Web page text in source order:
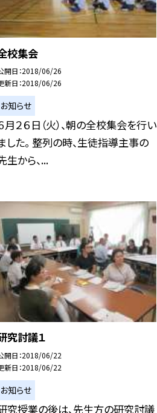
校集会
開日 2018/06/26
新日 2018/06/26
お知らせ
月２６日（火）、朝の全校集会を行い
した。 整列の時、生徒指導主事の
生から、...
究討議１
開日 2018/06/22
新日 2018/06/22
お知らせ
究授業の後は、先生方の研究討議